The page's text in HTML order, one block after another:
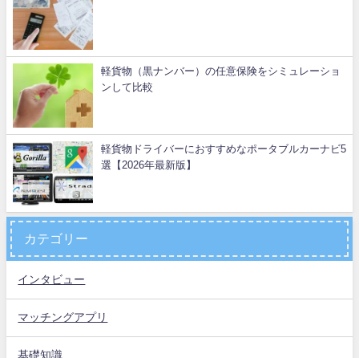
軽貨物（黒ナンバー）の任意保険をシミュレーショ
ンして比較
軽貨物ドライバーにおすすめなポータブルカーナビ5
選【2026年最新版】
カテゴリー
インタビュー
マッチングアプリ
基礎知識